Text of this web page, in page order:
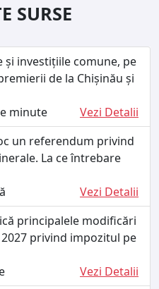
SURSE
și investițiile comune, pe
de la Chișinău și
minute
Vezi Detalii
un referendum privind
La ce întrebare
Vezi Detalii
principalele modificări
privind impozitul pe
Vezi Detalii